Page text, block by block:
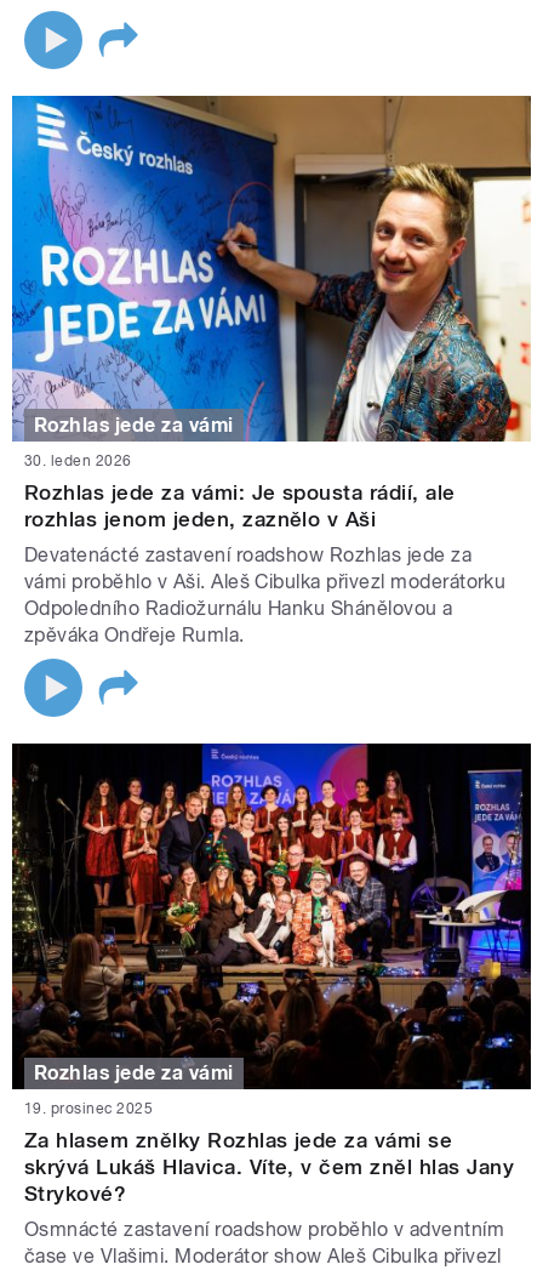
Rozhlas jede za vámi
30. leden 2026
Rozhlas jede za vámi: Je spousta rádií, ale
rozhlas jenom jeden, zaznělo v Aši
Devatenácté zastavení roadshow Rozhlas jede za
vámi proběhlo v Aši. Aleš Cibulka přivezl moderátorku
Odpoledního Radiožurnálu Hanku Shánělovou a
zpěváka Ondřeje Rumla.
Rozhlas jede za vámi
19. prosinec 2025
Za hlasem znělky Rozhlas jede za vámi se
skrývá Lukáš Hlavica. Víte, v čem zněl hlas Jany
Strykové?
Osmnácté zastavení roadshow proběhlo v adventním
čase ve Vlašimi. Moderátor show Aleš Cibulka přivezl